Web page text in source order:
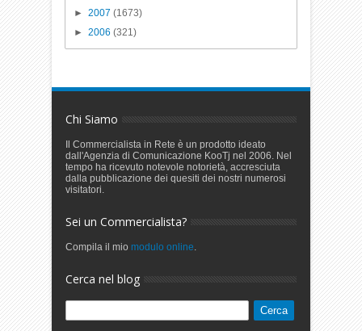
►2007(1673)
►2006(321)
Chi Siamo
Il Commercialista in Rete è un prodotto ideato
dall'Agenzia di Comunicazione KooTj nel 2006. Nel
tempo ha ricevuto notevole notorietà, accresciuta
dalla pubblicazione dei quesiti dei nostri numerosi
visitatori.
Sei un Commercialista?
Compila il mio modulo online.
Cerca nel blog